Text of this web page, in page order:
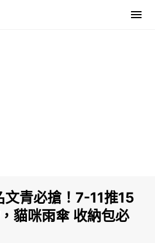
青必搶！7-11推15
貓咪雨傘 收納包必